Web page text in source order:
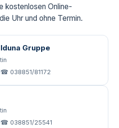
kostenlosen Online-
Uhr und ohne Termin.
Gruppe
☎ 038851/81172
☎ 038851/25541